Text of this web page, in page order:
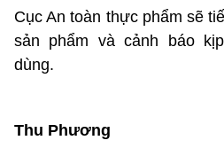
Cục An toàn thực phẩm sẽ
sản phẩm và cảnh báo
dùng.
Thu Phương